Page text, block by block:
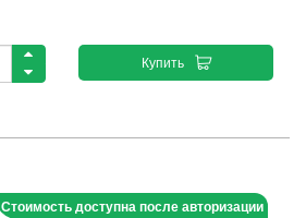
Купить
Стоимость доступна после авторизации